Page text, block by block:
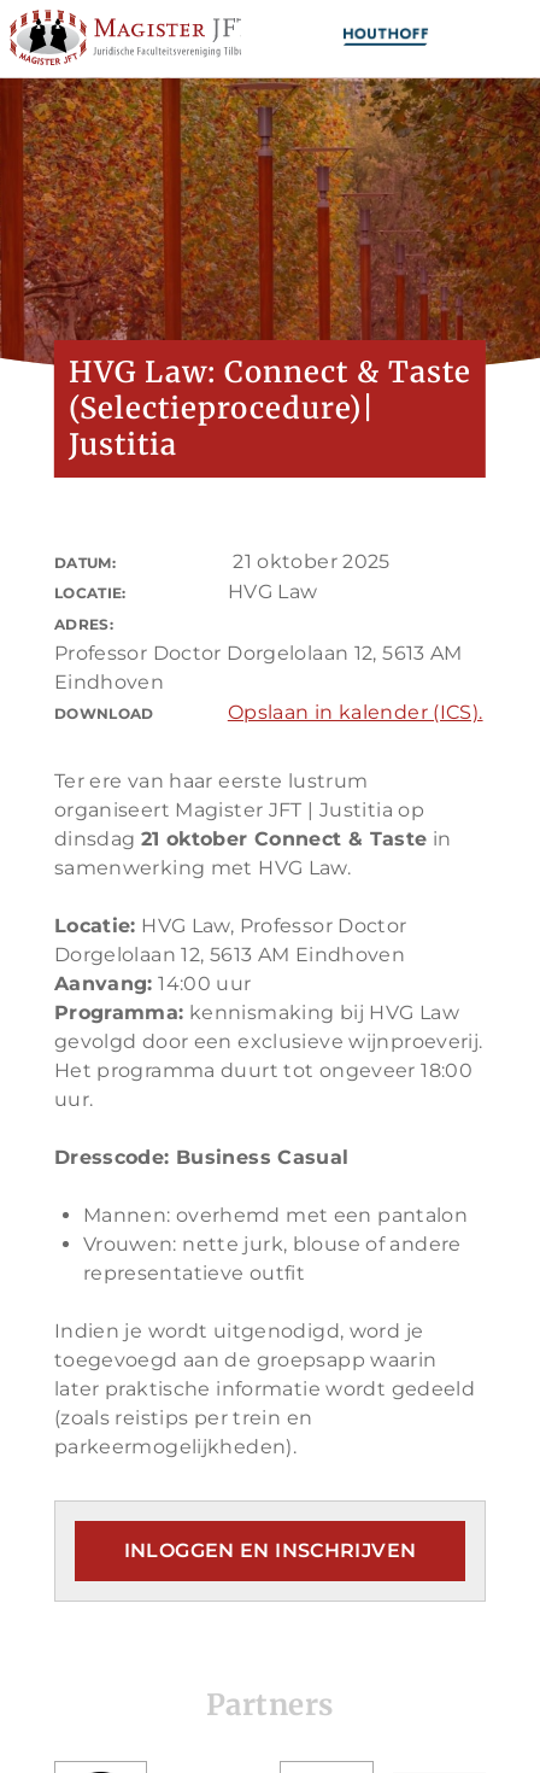
HVG Law: Connect & Taste
(Selectieprocedure)|
Justitia
DATUM: 21 oktober 2025
LOCATIE: HVG Law
ADRES:
Professor Doctor Dorgelolaan 12, 5613 AM
Eindhoven
DOWNLOAD Opslaan in kalender (ICS).
Ter ere van haar eerste lustrum
organiseert Magister JFT | Justitia op
dinsdag 21 oktober Connect & Taste in
samenwerking met HVG Law.
Locatie: HVG Law, Professor Doctor
Dorgelolaan 12, 5613 AM Eindhoven
Aanvang: 14:00 uur
Programma: kennismaking bij HVG Law
gevolgd door een exclusieve wijnproeverij.
Het programma duurt tot ongeveer 18:00
uur.
Dresscode: Business Casual
Mannen: overhemd met een pantalon
Vrouwen: nette jurk, blouse of andere
representatieve outfit
Indien je wordt uitgenodigd, word je
toegevoegd aan de groepsapp waarin
later praktische informatie wordt gedeeld
(zoals reistips per trein en
parkeermogelijkheden).
INLOGGEN EN INSCHRIJVEN
Partners